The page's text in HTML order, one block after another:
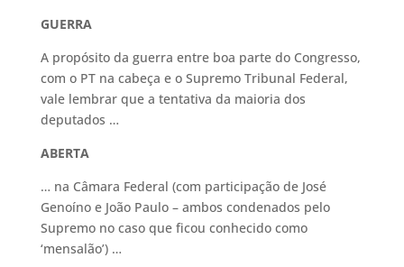
GUERRA
A propósito da guerra entre boa parte do Congresso,
com o PT na cabeça e o Supremo Tribunal Federal,
vale lembrar que a tentativa da maioria dos
deputados …
ABERTA
… na Câmara Federal (com participação de José
Genoíno e João Paulo – ambos condenados pelo
Supremo no caso que ficou conhecido como
‘mensalão’) …